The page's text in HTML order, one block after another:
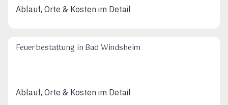
Ablauf, Orte & Kosten im Detail
Feuerbestattung in Bad Windsheim
Ablauf, Orte & Kosten im Detail